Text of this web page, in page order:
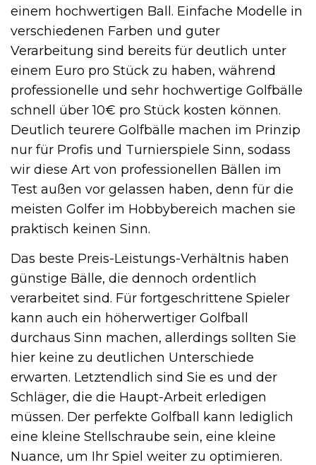
einem hochwertigen Ball. Einfache Modelle in
verschiedenen Farben und guter
Verarbeitung sind bereits für deutlich unter
einem Euro pro Stück zu haben, während
professionelle und sehr hochwertige Golfbälle
schnell über 10€ pro Stück kosten können.
Deutlich teurere Golfbälle machen im Prinzip
nur für Profis und Turnierspiele Sinn, sodass
wir diese Art von professionellen Bällen im
Test außen vor gelassen haben, denn für die
meisten Golfer im Hobbybereich machen sie
praktisch keinen Sinn.
Das beste Preis-Leistungs-Verhältnis haben
günstige Bälle, die dennoch ordentlich
verarbeitet sind. Für fortgeschrittene Spieler
kann auch ein höherwertiger Golfball
durchaus Sinn machen, allerdings sollten Sie
hier keine zu deutlichen Unterschiede
erwarten. Letztendlich sind Sie es und der
Schläger, die die Haupt-Arbeit erledigen
müssen. Der perfekte Golfball kann lediglich
eine kleine Stellschraube sein, eine kleine
Nuance, um Ihr Spiel weiter zu optimieren.